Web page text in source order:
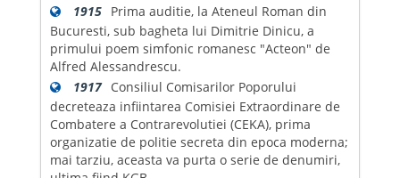
1915 Prima auditie, la Ateneul Roman din
Bucuresti, sub bagheta lui Dimitrie Dinicu, a
primului poem simfonic romanesc "Acteon" de
Alfred Alessandrescu.
1917 Consiliul Comisarilor Poporului
decreteaza infiintarea Comisiei Extraordinare de
Combatere a Contrarevolutiei (CEKA), prima
organizatie de politie secreta din epoca moderna;
mai tarziu, aceasta va purta o serie de denumiri,